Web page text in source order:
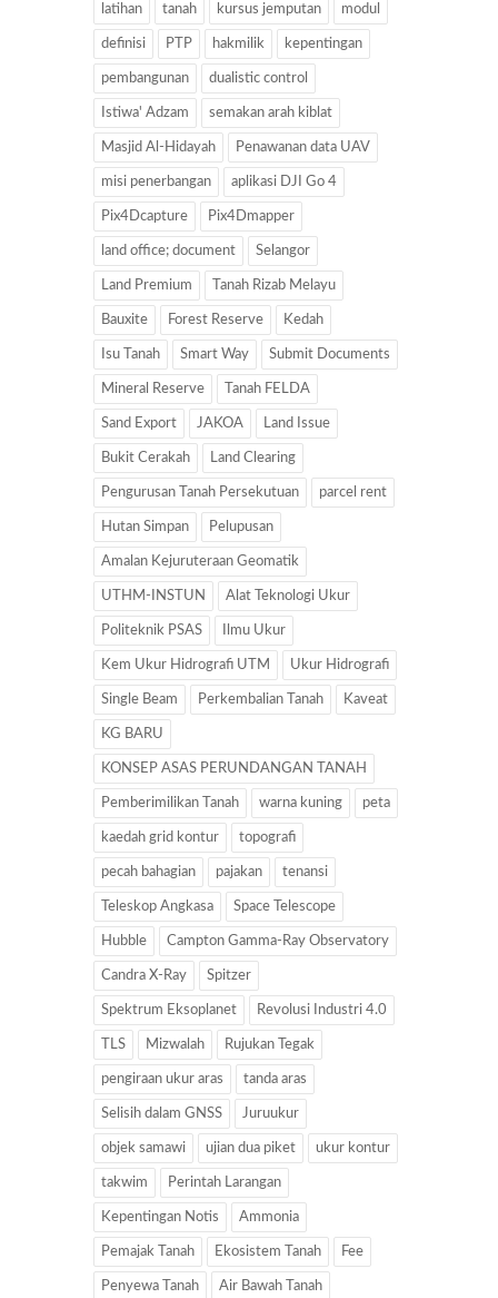
latihan tanah kursus jemputan modul
definisi PTP hakmilik kepentingan
pembangunan dualistic control
Istiwa' Adzam semakan arah kiblat
Masjid Al-Hidayah Penawanan data UAV
misi penerbangan aplikasi DJI Go 4
Pix4Dcapture Pix4Dmapper
land office; document Selangor
Land Premium Tanah Rizab Melayu
Bauxite Forest Reserve Kedah
Isu Tanah Smart Way Submit Documents
Mineral Reserve Tanah FELDA
Sand Export JAKOA Land Issue
Bukit Cerakah Land Clearing
Pengurusan Tanah Persekutuan parcel rent
Hutan Simpan Pelupusan
Amalan Kejuruteraan Geomatik
UTHM-INSTUN Alat Teknologi Ukur
Politeknik PSAS Ilmu Ukur
Kem Ukur Hidrografi UTM Ukur Hidrografi
Single Beam Perkembalian Tanah Kaveat
KG BARU
KONSEP ASAS PERUNDANGAN TANAH
Pemberimilikan Tanah warna kuning peta
kaedah grid kontur topografi
pecah bahagian pajakan tenansi
Teleskop Angkasa Space Telescope
Hubble Campton Gamma-Ray Observatory
Candra X-Ray Spitzer
Spektrum Eksoplanet Revolusi Industri 4.0
TLS Mizwalah Rujukan Tegak
pengiraan ukur aras tanda aras
Selisih dalam GNSS Juruukur
objek samawi ujian dua piket ukur kontur
takwim Perintah Larangan
Kepentingan Notis Ammonia
Pemajak Tanah Ekosistem Tanah Fee
Penyewa Tanah Air Bawah Tanah